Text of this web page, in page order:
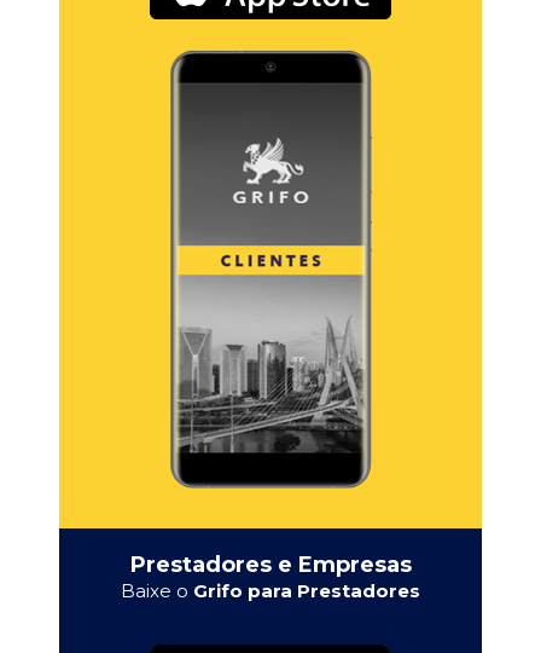
Prestadores e Empresas
Baixe o Grifo para Prestadores